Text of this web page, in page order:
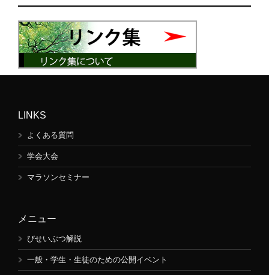
LINKS
よくある質問
学会大会
マラソンセミナー
メニュー
びせいぶつ解説
一般・学生・生徒のための公開イベント